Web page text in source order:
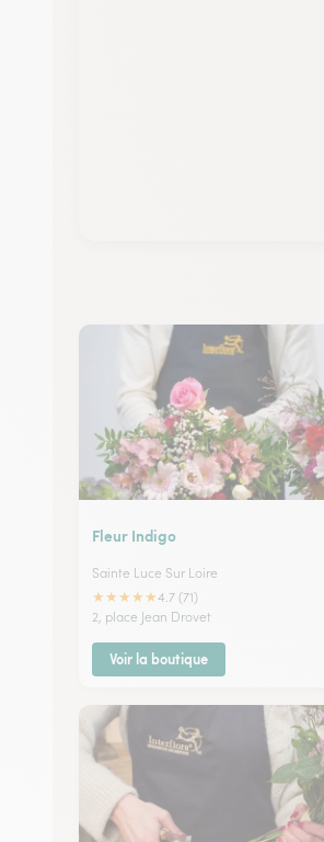
Fleur Indigo
Sainte Luce Sur Loire
★★★★★4.7 (71)
2, place Jean Drovet
Voir la boutique